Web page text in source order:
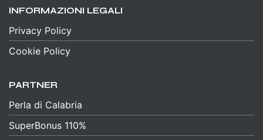
INFORMAZIONI LEGALI
Privacy Policy
Cookie Policy
PARTNER
Perla di Calabria
SuperBonus 110%